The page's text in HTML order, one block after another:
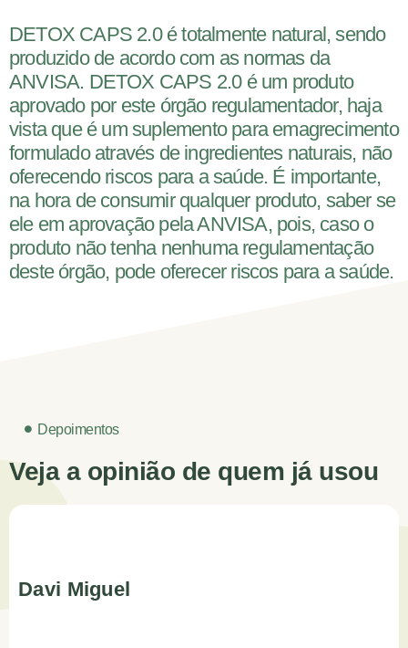
DETOX CAPS 2.0 é totalmente natural, sendo
produzido de acordo com as normas da
ANVISA. DETOX CAPS 2.0 é um produto
aprovado por este órgão regulamentador, haja
vista que é um suplemento para emagrecimento
formulado através de ingredientes naturais, não
oferecendo riscos para a saúde. É importante,
na hora de consumir qualquer produto, saber se
ele em aprovação pela ANVISA, pois, caso o
produto não tenha nenhuma regulamentação
deste órgão, pode oferecer riscos para a saúde.
Depoimentos
Veja a opinião de quem já usou
Davi Miguel